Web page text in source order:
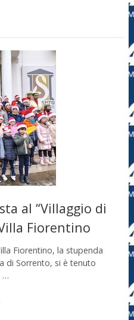
al “Villaggio di
Fiorentino
Fiorentino, la stupenda
di Sorrento, si è tenuto
…